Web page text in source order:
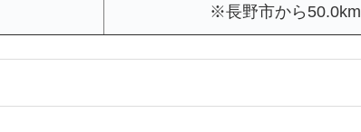
※長野市から50.0km